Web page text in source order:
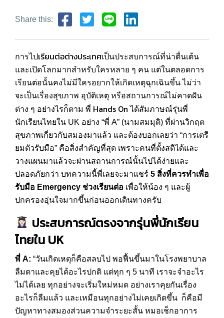
Share this:
การไปเรียนต่อต่างประเทศเป็นประสบการณ์ที่น่าตื่นเต้น
และเปิดโลกมากสำหรับใครหลาย ๆ คน แต่ในตลอดการ
เรียนต่อนั้นคงไม่มีใครอยากให้เกิดเหตุฉุกเฉินขึ้น ไม่ว่า
จะเป็นเรื่องสุขภาพ อุบัติเหตุ หรือสถานการณ์ไม่คาดฝัน
ต่าง ๆ อย่างไรก็ตาม พี่ Hands On ได้สัมภาษณ์รุ่นพี่
นักเรียนไทยใน UK อย่าง “พี่ A” (นามสมมุติ) ที่ผ่านวิกฤต
สุขภาพเกี่ยวกับสมองมาแล้ว และต้องบอกเลยว่า “การเตรี
ยมตัวรับมือ” คือสิ่งสำคัญที่สุด เพราะคนที่ตั้งสติได้และ
วางแผนมาแล้วจะผ่านสถานการณ์นั้นไปได้ง่ายและ
ปลอดภัยกว่า บทความนี้พี่เลยจะมาแชร์ 5 สิ่งที่ควรทำเพื่อ
รับมือ Emergency ช่วงเรียนต่อ เพื่อให้น้อง ๆ และผู้
ปกครองอุ่นใจมากขึ้นก่อนออกเดินทางครับ
ประสบการณ์ตรงจากรุ่นพี่นักเรียน
ไทยใน UK
พี่ A: “วันเกิดเหตุก็คือสลบไป พอฟื้นขึ้นมาในโรงพยาบาล
ลืมตาและคุยได้อะไรปกติ แต่ทุก ๆ 5 นาที เราจะจำอะไร
ไม่ได้เลย ทุกอย่างจะเริ่มใหม่หมด อย่างเราคุยกันเรื่อง
อะไรก็ลืมแล้ว และเหมือนทุกอย่างไม่เคยเกิดขึ้น ก็คือมี
ปัญหาทางสมองส่วนความจำระยะสั้น หมอเช็กอาการ